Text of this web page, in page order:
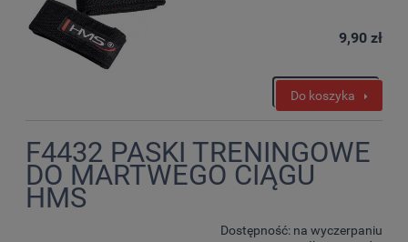
9,90 zł
Do koszyka
F4432 PASKI TRENINGOWE
DO MARTWEGO CIĄGU
HMS
Dostępność: na wyczerpaniu